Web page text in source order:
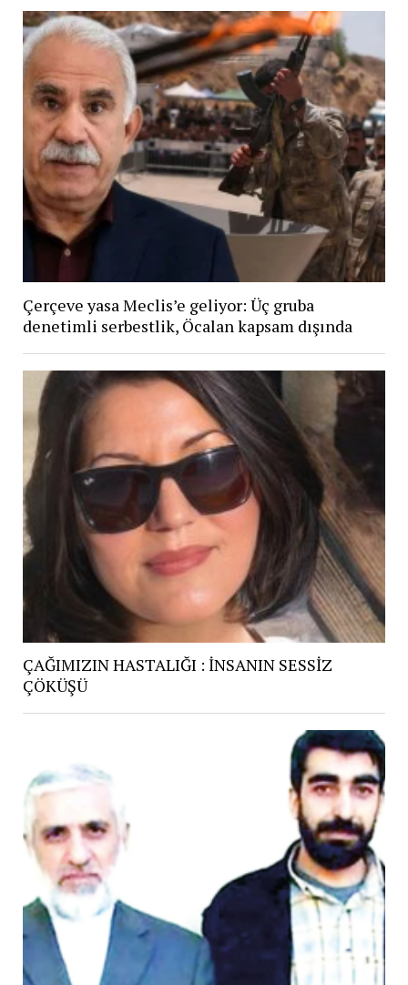
Çerçeve yasa Meclis’e geliyor: Üç gruba
denetimli serbestlik, Öcalan kapsam dışında
ÇAĞIMIZIN HASTALIĞI : İNSANIN SESSİZ
ÇÖKÜŞÜ